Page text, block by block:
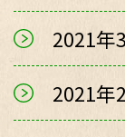
2021年
2021年